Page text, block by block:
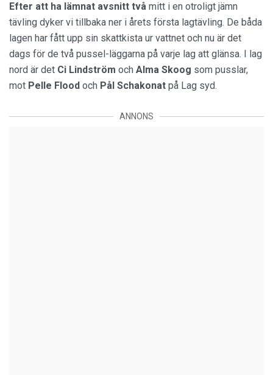
Efter att ha lämnat avsnitt två mitt i en otroligt jämn
tävling dyker vi tillbaka ner i årets första lagtävling. De båda
lagen har fått upp sin skattkista ur vattnet och nu är det
dags för de två pussel-läggarna på varje lag att glänsa. I lag
nord är det Ci Lindström och Alma Skoog som pusslar,
mot Pelle Flood och Pål Schakonat på Lag syd.
ANNONS